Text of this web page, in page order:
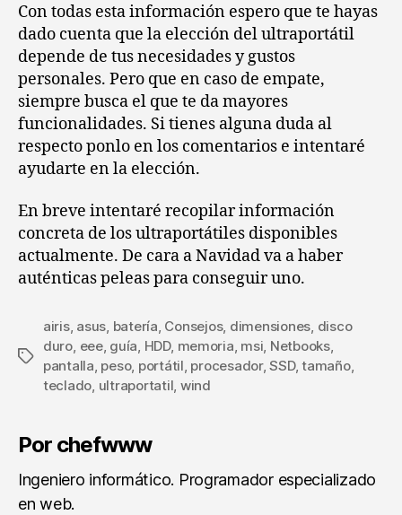
Con todas esta información espero que te hayas
dado cuenta que la elección del ultraportátil
depende de tus necesidades y gustos
personales. Pero que en caso de empate,
siempre busca el que te da mayores
funcionalidades. Si tienes alguna duda al
respecto ponlo en los comentarios e intentaré
ayudarte en la elección.
En breve intentaré recopilar información
concreta de los ultraportátiles disponibles
actualmente. De cara a Navidad va a haber
auténticas peleas para conseguir uno.
Etiquetas
airis, asus, batería, Consejos, dimensiones, disco
duro, eee, guía, HDD, memoria, msi, Netbooks,
pantalla, peso, portátil, procesador,SSD,tamaño,
teclado, ultraportatil, wind
Por chefwww
Ingeniero informático. Programador especializado
en web.